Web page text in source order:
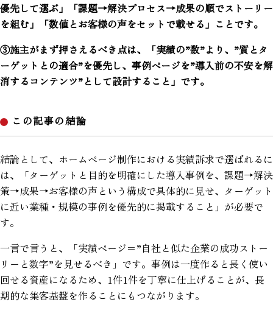
優先して選ぶ」「課題→解決プロセス→成果の順でストーリー
を組む」「数値とお客様の声をセットで載せる」ことです。
③施主がまず押さえるべき点は、「実績の”数”より、”質とタ
ーゲットとの適合”を優先し、事例ページを”導入前の不安を解
消するコンテンツ”として設計すること」です。
この記事の結論
結論として、ホームページ制作における実績訴求で選ばれるに
は、「ターゲットと目的を明確にした導入事例を、課題→解決
策→成果→お客様の声という構成で具体的に見せ、ターゲット
に近い業種・規模の事例を優先的に掲載すること」が必要で
す。
一言で言うと、「実績ページ＝”自社と似た企業の成功ストー
リーと数字”を見せるべき」です。事例は一度作ると長く使い
回せる資産になるため、1件1件を丁寧に仕上げることが、長
期的な集客基盤を作ることにもつながります。